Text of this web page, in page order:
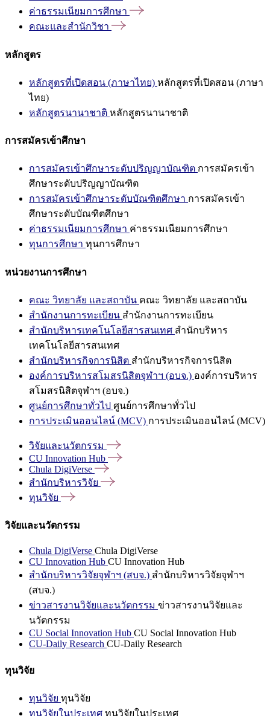
ค่าธรรมเนียมการศึกษา
คณะและสำนักวิชา
หลักสูตร
หลักสูตรที่เปิดสอน (ภาษาไทย) หลักสูตรที่เปิดสอน (ภาษา
ไทย)
หลักสูตรนานาชาติ หลักสูตรนานาชาติ
การสมัครเข้าศึกษา
การสมัครเข้าศึกษาระดับปริญญาบัณฑิต การสมัครเข้า
ศึกษาระดับปริญญาบัณฑิต
การสมัครเข้าศึกษาระดับบัณฑิตศึกษา การสมัครเข้า
ศึกษาระดับบัณฑิตศึกษา
ค่าธรรมเนียมการศึกษา ค่าธรรมเนียมการศึกษา
ทุนการศึกษา ทุนการศึกษา
หน่วยงานการศึกษา
คณะ วิทยาลัย และสถาบัน คณะ วิทยาลัย และสถาบัน
สำนักงานการทะเบียน สำนักงานการทะเบียน
สำนักบริหารเทคโนโลยีสารสนเทศ สำนักบริหาร
เทคโนโลยีสารสนเทศ
สำนักบริหารกิจการนิสิต สำนักบริหารกิจการนิสิต
องค์การบริหารสโมสรนิสิตจุฬาฯ (อบจ.) องค์การบริหาร
สโมสรนิสิตจุฬาฯ (อบจ.)
ศูนย์การศึกษาทั่วไป ศูนย์การศึกษาทั่วไป
การประเมินออนไลน์ (MCV) การประเมินออนไลน์ (MCV)
วิจัยและนวัตกรรม
CU Innovation Hub
Chula DigiVerse
สำนักบริหารวิจัย
ทุนวิจัย
วิจัยและนวัตกรรม
Chula DigiVerse Chula DigiVerse
CU Innovation Hub CU Innovation Hub
สำนักบริหารวิจัยจุฬาฯ (สบจ.) สำนักบริหารวิจัยจุฬาฯ
(สบจ.)
ข่าวสารงานวิจัยและนวัตกรรม ข่าวสารงานวิจัยและ
นวัตกรรม
CU Social Innovation Hub CU Social Innovation Hub
CU-Daily Research CU-Daily Research
ทุนวิจัย
ทุนวิจัย ทุนวิจัย
ทุนวิจัยในประเทศ ทุนวิจัยในประเทศ